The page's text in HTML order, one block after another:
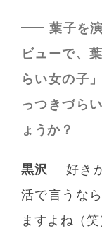
葉子を
ビューで、
らい女の子
っつきづら
ょうか？
黒沢
好き
活で言うな
ますよね（笑